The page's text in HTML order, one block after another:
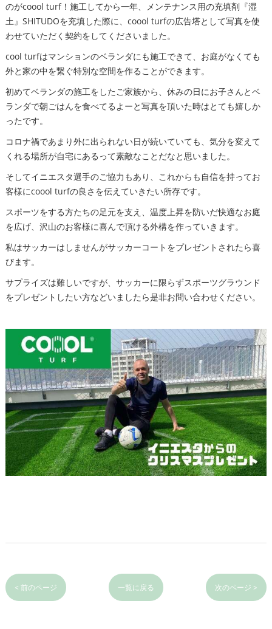
のがcoool turf！施工してから一年、メンテナンス用の充填剤『湿
土』SHITUDOを充填した際に、coool turfの広告塔として写真を使
わせていただく契約をしてくださいました。
cool turfはマンションのベランダにも施工できて、お庭がなくても
外と家の中を繋ぐ特別な空間を作ることができます。
初めてベランダの施工をしたご家族から、休みの日にお子さんとベ
ランダで朝ごはんを食べてるよーと写真を頂いた時はとても嬉しか
ったです。
コロナ禍であまり外に出られない日が続いていても、気分を変えて
くれる場所が自宅にあるって素敵なことだなと思いました。
そしてイニエスタ選手のご協力もあり、これからも自信を持ってお
客様にcoool turfの良さを伝えていきたい所存です。
スポーツをする方たちの足元を支え、温度上昇を防いだ快適なお庭
を広げ、沢山のお客様に喜んで頂ける外構を作っていきます。
私はサッカーはしませんがサッカーコートをプレゼントされたら喜
びます。
サプライズは難しいですが、サッカーに限らずスポーツグラウンド
をプレゼントしたい方などいましたら是非お問い合わせください。
< 前のページ 一覧に戻る 次のページ >